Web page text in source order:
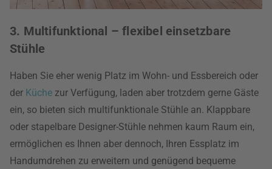
3. Multifunktional – flexibel einsetzbare
Stühle
Haben Sie eher wenig Platz im Wohn- und Essbereich oder
der Küche zur Verfügung, laden aber trotzdem gerne Gäste
ein, so bieten sich multifunktionale Stühle an. Klappbare
oder stapelbare Designer-Stühle nehmen kaum Raum ein,
ermöglichen es Ihnen aber dennoch, Ihren Essplatz im
Handumdrehen zu erweitern und genügend bequeme